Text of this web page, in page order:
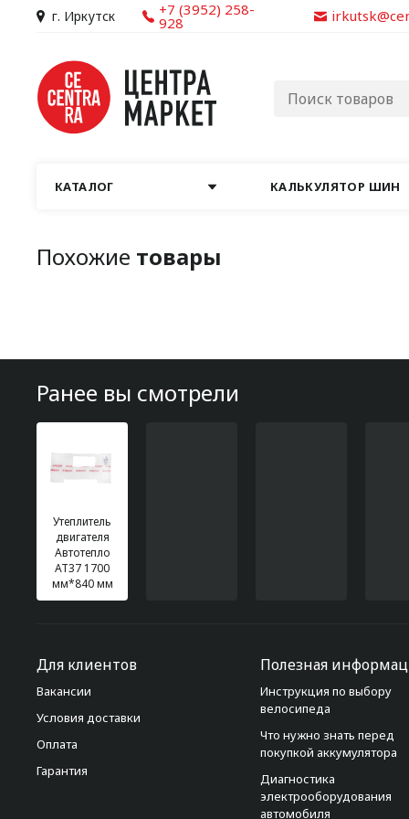
г. Иркутск +7 (3952) 258-
928
КАТАЛОГ КАЛЬКУЛЯТОР ШИН
Похожие товары
Ранее вы смотрели
Утеплитель
двигателя
Автотепло
АТ37 1700
мм*840 мм
Для клиентов
Вакансии
Условия доставки
Оплата
Гарантия
Полезная
Инструкция по выбору
велосипеда
Что нужно знать перед
покупкой аккумулятора
Диагностика
электрооборудования
автомобиля